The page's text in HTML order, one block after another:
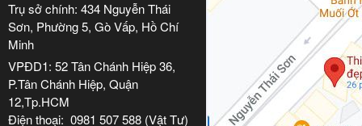
Trụ sở chính: 434 Nguyễn Thái
Sơn, Phường 5, Gò Vấp, Hồ Chí
Minh
VPĐD1: 52 Tân Chánh Hiệp 36,
P.Tân Chánh Hiệp, Quận
12,Tp.HCM
Điện thoại: 0981 507 588 (Vật Tư)